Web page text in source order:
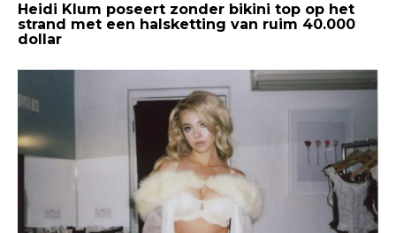
Heidi Klum poseert zonder bikini top op het
strand met een halsketting van ruim 40.000
dollar